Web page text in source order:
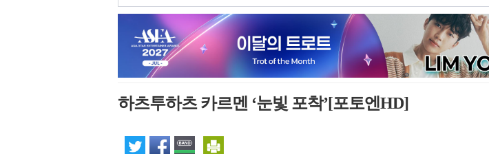
하츠투하츠 카르멘 ‘눈빛 포착’[포토엔HD]